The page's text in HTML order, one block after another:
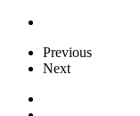
Previous
Next